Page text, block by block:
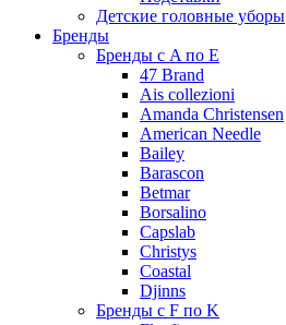
Детские головные уборы
Бренды
Бренды с A по E
47 Brand
Ais collezioni
Amanda Christensen
American Needle
Bailey
Barascon
Betmar
Borsalino
Capslab
Christys
Coastal
Djinns
Бренды с F по K